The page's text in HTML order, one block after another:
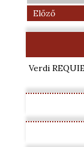
Előző
Verdi